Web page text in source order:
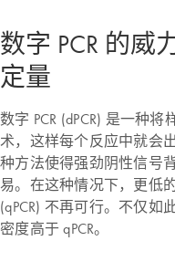
数字 PCR 的威
定量
数字 PCR (dPCR) 是一种
术，这样每个反应中就会
种方法使得强劲阴性信号
易。在这种情况下，更低
(qPCR) 不再可行。不仅如
密度高于 qPCR。